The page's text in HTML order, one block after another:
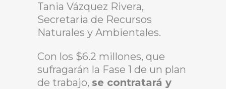
Tania Vázquez Rivera,
Secretaria de Recursos
Naturales y Ambientales.
Con los $6.2 millones, que
sufragarán la Fase 1 de un plan
de trabajo, se contratará y